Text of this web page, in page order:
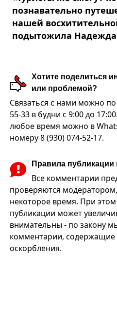
познавательно
нашей
подытожила
Хотите поделиться
или проблемой?
Связаться с нами можно
55-33 в будни с 9:00 до
любое время можно в
номеру 8 (930) 074-52-17.
Правила
Все комментарии
проверяются
некоторое время. При
публикации может
внимательны - по закону
комментарии, содержащие
оскорбления.